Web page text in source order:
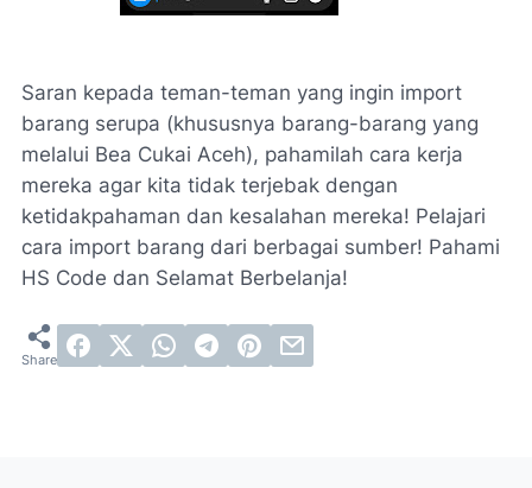
Saran kepada teman-teman yang ingin import
barang serupa (khususnya barang-barang yang
melalui Bea Cukai Aceh), pahamilah cara kerja
mereka agar kita tidak terjebak dengan
ketidakpahaman dan kesalahan mereka! Pelajari
cara import barang dari berbagai sumber! Pahami
HS Code dan Selamat Berbelanja!